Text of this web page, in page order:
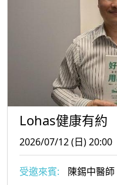
Lohas健康有約
2026/07/12 (日) 20:00
受邀來賓:
陳錫中醫師